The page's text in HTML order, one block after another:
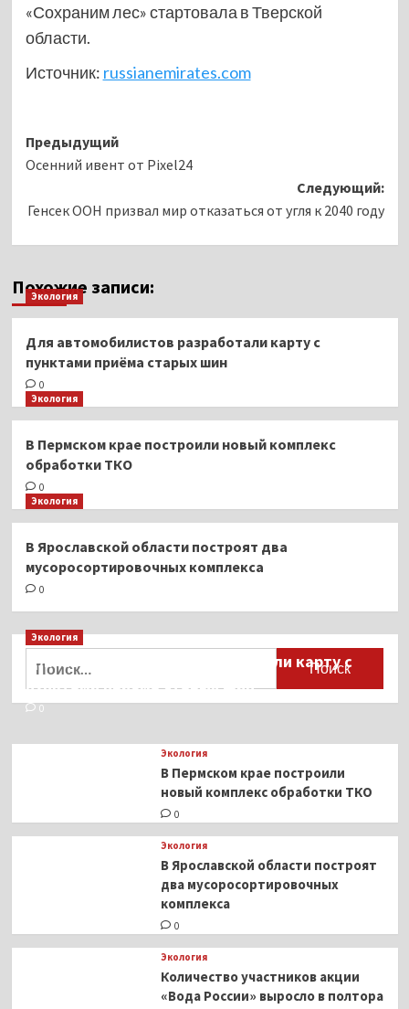
«Сохраним лес» стартовала в Тверской
области.
Источник: russianemirates.com
Навигация
записи
Предыдущий
Осенний ивент от Pixel24
Следующий:
Генсек ООН призвал мир отказаться от угля к 2040 году
Похожие записи:
Экология
Для автомобилистов разработали карту с
пунктами приёма старых шин
0
Экология
В Пермском крае построили новый комплекс
обработки ТКО
0
Экология
В Ярославской области построят два
мусоросортировочных комплекса
0
Экология
Для автомобилистов разработали карту с
пунктами приёма старых шин
0
Экология
В Пермском крае построили
новый комплекс обработки ТКО
0
Экология
В Ярославской области построят
два мусоросортировочных
комплекса
0
Экология
Количество участников акции
«Вода России» выросло в полтора